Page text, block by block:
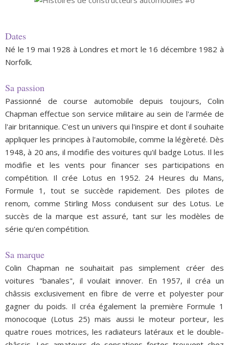
Dates
Né le 19 mai 1928 à Londres et mort le 16 décembre 1982 à
Norfolk.
Sa passion
Passionné de course automobile depuis toujours, Colin
Chapman effectue son service militaire au sein de l'armée de
l'air britannique. C'est un univers qui l'inspire et dont il souhaite
appliquer les principes à l'automobile, comme la légèreté. Dès
1948, à 20 ans, il modifie des voitures qu'il badge Lotus. Il les
modifie et les vents pour financer ses participations en
compétition. Il crée Lotus en 1952. 24 Heures du Mans,
Formule 1, tout se succède rapidement. Des pilotes de
renom, comme Stirling Moss conduisent sur des Lotus. Le
succès de la marque est assuré, tant sur les modèles de
série qu'en compétition.
Sa marque
Colin Chapman ne souhaitait pas simplement créer des
voitures "banales", il voulait innover. En 1957, il créa un
châssis exclusivement en fibre de verre et polyester pour
gagner du poids. Il créa également la première Formule 1
monocoque (Lotus 25) mais aussi le moteur porteur, les
quatre roues motrices, les radiateurs latéraux et le double-